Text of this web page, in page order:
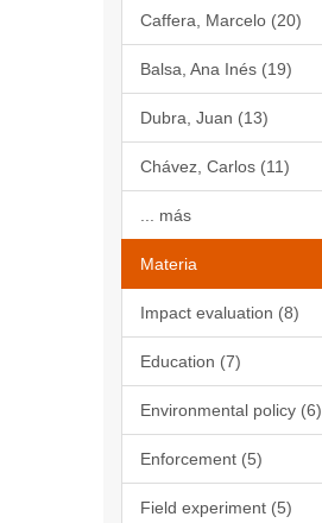
Caffera, Marcelo (20)
Balsa, Ana Inés (19)
Dubra, Juan (13)
Chávez, Carlos (11)
... más
Materia
Impact evaluation (8)
Education (7)
Environmental policy (6)
Enforcement (5)
Field experiment (5)